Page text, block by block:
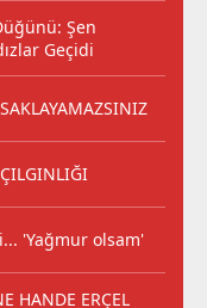
Şen
Geçidi
'Yağmur olsam'
HANDE ERÇEL